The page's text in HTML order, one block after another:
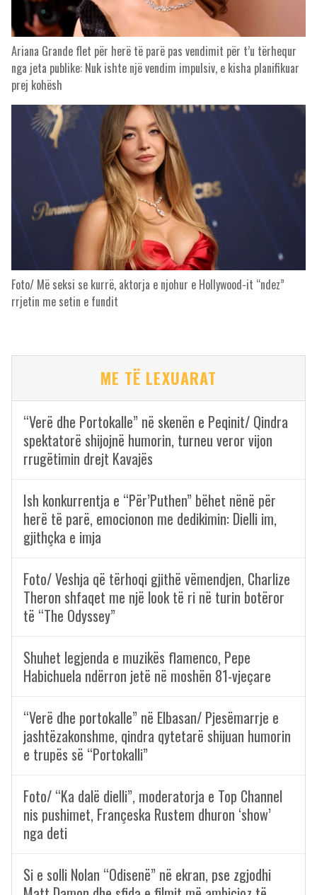
Ariana Grande flet për herë të parë pas vendimit për t’u tërhequr
nga jeta publike: Nuk ishte një vendim impulsiv, e kisha planifikuar
prej kohësh
Foto/ Më seksi se kurrë, aktorja e njohur e Hollywood-it “ndez”
rrjetin me setin e fundit
ME TË LEXUARAT
“Verë dhe Portokalle” në skenën e Peqinit/ Qindra
spektatorë shijojnë humorin, turneu veror vijon
rrugëtimin drejt Kavajës
Ish konkurrentja e “Për’Puthen” bëhet nënë për
herë të parë, emocionon me dedikimin: Dielli im,
gjithçka e imja
Foto/ Veshja që tërhoqi gjithë vëmendjen, Charlize
Theron shfaqet me një look të ri në turin botëror
të “The Odyssey”
Shuhet legjenda e muzikës flamenco, Pepe
Habichuela ndërron jetë në moshën 81-vjeçare
“Verë dhe portokalle” në Elbasan/ Pjesëmarrje e
jashtëzakonshme, qindra qytetarë shijuan humorin
e trupës së “Portokalli”
Foto/ “Ka dalë dielli”, moderatorja e Top Channel
nis pushimet, Françeska Rustem dhuron ‘show’
nga deti
Si e solli Nolan “Odisenë” në ekran, pse zgjodhi